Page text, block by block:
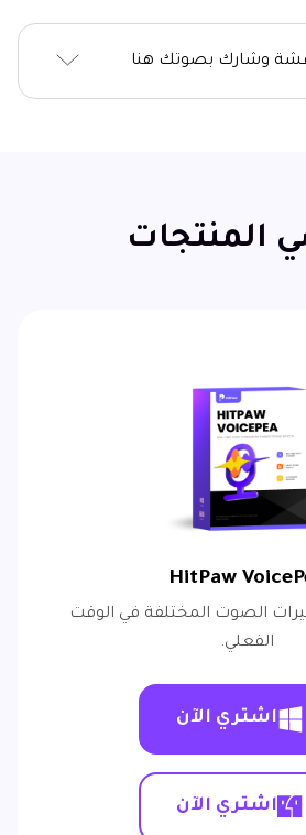
وشارك بصوتك هنا
المنتجات
HitPaw
الصوت المختلفة في الوقت
الفعلي.
اشتري الآن
اشتري الآن